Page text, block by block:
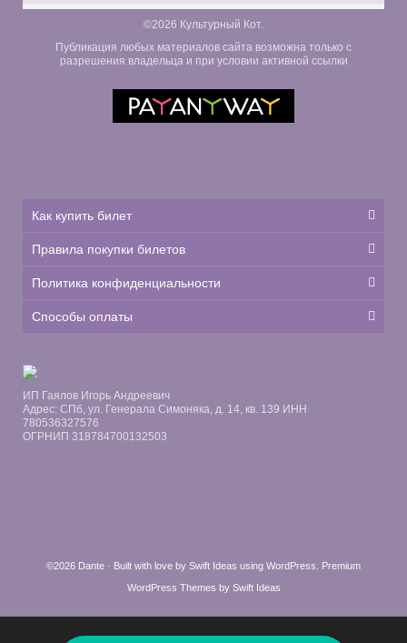
©2026 Культурный Кот.
Публикация любых материалов сайта возможна только с
разрешения владельца и при условии активной ссылки
Как купить билет
Правила покупки билетов
Политика конфиденциальности
Способы оплаты
ИП Гаялов Игорь Андреевич
Адрес: СПб, ул. Генерала Симоняка, д. 14, кв. 139 ИНН
780536327576
ОГРНИП 318784700132503
©2026 Dante · Built with love by Swift Ideas using WordPress
Premium
WordPress Themes by Swift Ideas